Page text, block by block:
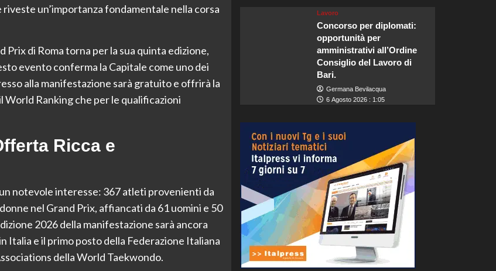
un’importanza fondamentale nella corsa
Prix di Roma torna per la sua quinta edizione,
evento conferma la Capitale come uno dei
alla manifestazione sarà gratuito e offrirà la
Ranking che per le qualificazioni
Ricca e
notevole interesse: 367 atleti provenienti da
nel Grand Prix, affiancati da 61 uomini e 50
2026 della manifestazione sarà ancora
Italia e il primo posto della Federazione Italiana
della World Taekwondo.
Lavoro
Concorso per diplomati:
opportunità per
amministrativi all’Ordine
Consiglio del Lavoro di
Bari.
Germana Bevilacqua
6 Agosto 2026 : 1:05